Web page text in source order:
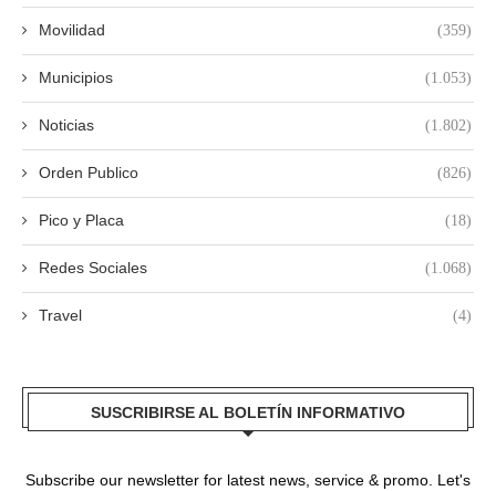
Movilidad (359)
Municipios (1.053)
Noticias (1.802)
Orden Publico (826)
Pico y Placa (18)
Redes Sociales (1.068)
Travel (4)
SUSCRIBIRSE AL BOLETÍN INFORMATIVO
Subscribe our newsletter for latest news, service & promo. Let's